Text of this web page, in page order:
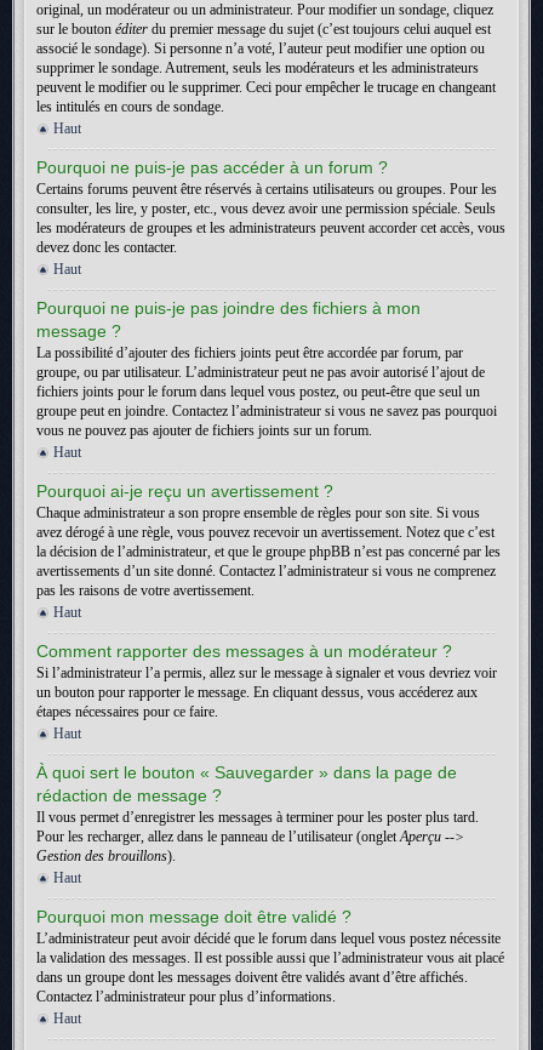
original, un modérateur ou un administrateur. Pour modifier un sondage, cliquez
sur le bouton éditer du premier message du sujet (c’est toujours celui auquel est
associé le sondage). Si personne n’a voté, l’auteur peut modifier une option ou
supprimer le sondage. Autrement, seuls les modérateurs et les administrateurs
peuvent le modifier ou le supprimer. Ceci pour empêcher le trucage en changeant
les intitulés en cours de sondage.
Haut
Pourquoi ne puis-je pas accéder à un forum ?
Certains forums peuvent être réservés à certains utilisateurs ou groupes. Pour les
consulter, les lire, y poster, etc., vous devez avoir une permission spéciale. Seuls
les modérateurs de groupes et les administrateurs peuvent accorder cet accès, vous
devez donc les contacter.
Haut
Pourquoi ne puis-je pas joindre des fichiers à mon
message ?
La possibilité d’ajouter des fichiers joints peut être accordée par forum, par
groupe, ou par utilisateur. L’administrateur peut ne pas avoir autorisé l’ajout de
fichiers joints pour le forum dans lequel vous postez, ou peut-être que seul un
groupe peut en joindre. Contactez l’administrateur si vous ne savez pas pourquoi
vous ne pouvez pas ajouter de fichiers joints sur un forum.
Haut
Pourquoi ai-je reçu un avertissement ?
Chaque administrateur a son propre ensemble de règles pour son site. Si vous
avez dérogé à une règle, vous pouvez recevoir un avertissement. Notez que c’est
la décision de l’administrateur, et que le groupe phpBB n’est pas concerné par les
avertissements d’un site donné. Contactez l’administrateur si vous ne comprenez
pas les raisons de votre avertissement.
Haut
Comment rapporter des messages à un modérateur ?
Si l’administrateur l’a permis, allez sur le message à signaler et vous devriez voir
un bouton pour rapporter le message. En cliquant dessus, vous accéderez aux
étapes nécessaires pour ce faire.
Haut
À quoi sert le bouton « Sauvegarder » dans la page de
rédaction de message ?
Il vous permet d’enregistrer les messages à terminer pour les poster plus tard.
Pour les recharger, allez dans le panneau de l’utilisateur (ongletAperçu -->
Gestion des brouillons).
Haut
Pourquoi mon message doit être validé ?
L’administrateur peut avoir décidé que le forum dans lequel vous postez nécessite
la validation des messages. Il est possible aussi que l’administrateur vous ait placé
dans un groupe dont les messages doivent être validés avant d’être affichés.
Contactez l’administrateur pour plus d’informations.
Haut